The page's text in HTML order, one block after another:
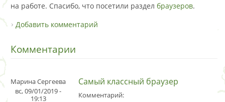
на работе. Спасибо, что посетили раздел браузеров.
Добавить комментарий
Комментарии
Марина Сергеева
вс, 09/01/2019 -
19:13
Самый классный браузер
Комментарий: